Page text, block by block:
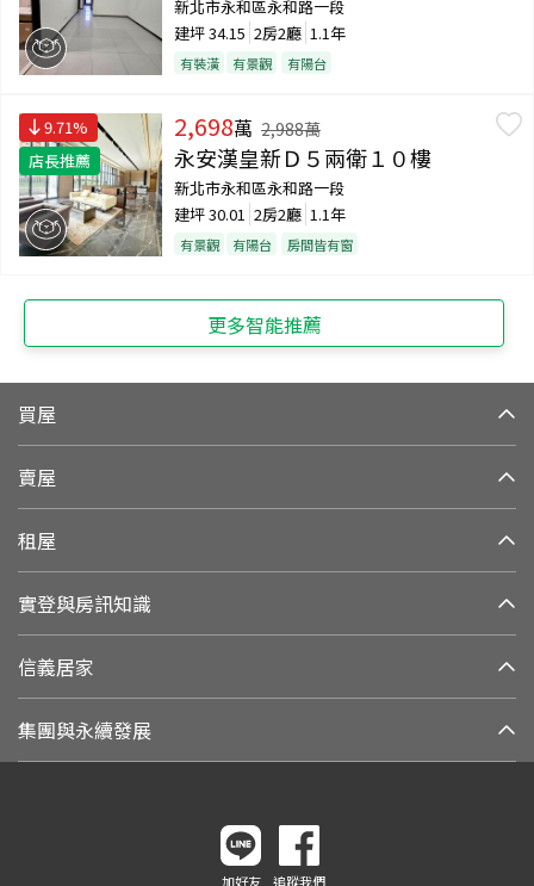
新北市永和區永和路一段
建坪34.15 2房2廳 1.1年
有裝潢 有景觀 有陽台
9.71%
店長推薦
2,698萬 2,988萬
永安漢皇新Ｄ５兩衛１０樓
新北市永和區永和路一段
建坪30.01 2房2廳 1.1年
有景觀 有陽台 房間皆有窗
更多智能推薦
買屋
賣屋
租屋
實登與房訊知識
信義居家
集團與永續發展
加好友 追蹤我們